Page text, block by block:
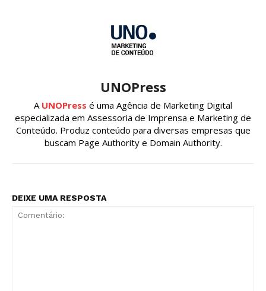
UNOPress
A UNOPress é uma Agência de Marketing Digital
especializada em Assessoria de Imprensa e Marketing de
Conteúdo. Produz conteúdo para diversas empresas que
buscam Page Authority e Domain Authority.
DEIXE UMA RESPOSTA